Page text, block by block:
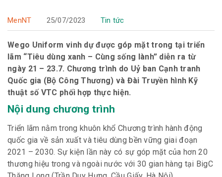
MenNT 25/07/2023 Tin tức
Wego Uniform vinh dự được góp mặt trong tại triển
lãm “Tiêu dùng xanh – Cùng sống lành” diễn ra từ
ngày 21 – 23.7. Chương trình do Uỷ ban Cạnh tranh
Quốc gia (Bộ Công Thương) và Đài Truyền hình Kỹ
thuật số VTC phối hợp thực hiện.
Nội dung chương trình
Triển lãm nằm trong khuôn khổ Chương trình hành động
quốc gia về sản xuất và tiêu dùng bền vững giai đoạn
2021 – 2030. Sự kiện lần này có sự góp mặt của hơn 20
thương hiệu trong và ngoài nước với 30 gian hàng tại BigC